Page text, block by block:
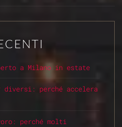
a Milano in estate
diversi: perché accelera
perché molti